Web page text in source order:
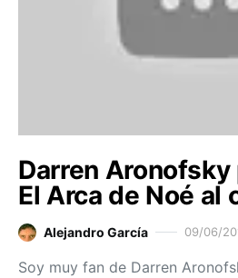
Darren
El Arca de Noé al
Alejandro García 09/06/
Soy muy fan de Darren